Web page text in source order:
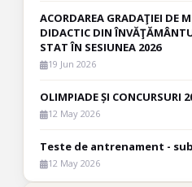
ACORDAREA GRADAŢIEI DE
DIDACTIC DIN
STAT ÎN SESIUNEA 2026
19 Jun 2026
OLIMPIADE ȘI CONCURSURI
12 May 2026
Teste de antrenament -
12 May 2026